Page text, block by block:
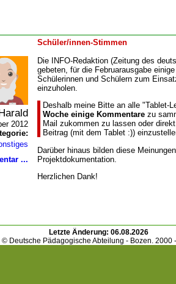
Schüler/innen-Stimmen
2012
...
Die INFO-Redaktion (Zeitung des
gebeten, für die Februarausgabe
Schülerinnen und Schülern zum
einzuholen.
Deshalb meine Bitte an alle "Tablet-
Woche einige Kommentare zu
Mail zukommen zu lassen oder
Beitrag (mit dem Tablet :))
Darüber hinaus bilden diese
Projektdokumentation.
Herzlichen Dank!
Letzte Änderung: 06.08.2026
© Deutsche Pädagogische Abteilung - Bozen. 2000